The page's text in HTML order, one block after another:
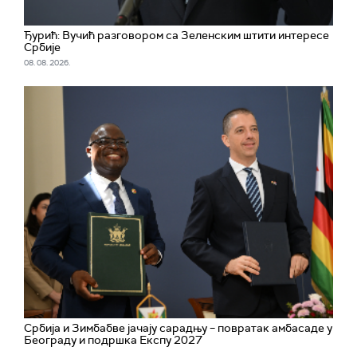
Ђурић: Вучић разговором са Зеленским штити интересе
Србије
08. 08. 2026.
Србија и Зимбабве јачају сарадњу – повратак амбасаде у
Београду и подршка Експу 2027